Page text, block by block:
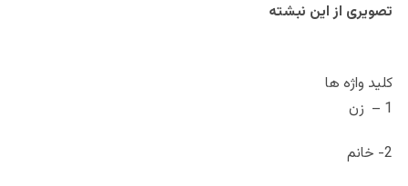
تصویری از این نبشته
کلید واژه ها
1 – زن
2- خانم